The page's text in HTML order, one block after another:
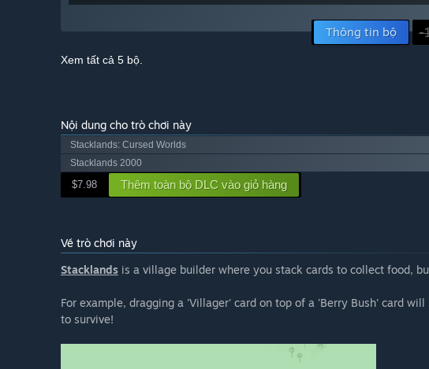
Thông tin bộ -
Xem tất cả 5 bộ.
Nội dung cho trò chơi này
Stacklands: Cursed Worlds
Stacklands 2000
$7.98 Thêm toàn bộ DLC vào giỏ hàng
Về trò chơi này
Stacklands is a village builder where you stack cards to collect food,
For example, dragging a 'Villager' card on top of a 'Berry Bush' card
to survive!